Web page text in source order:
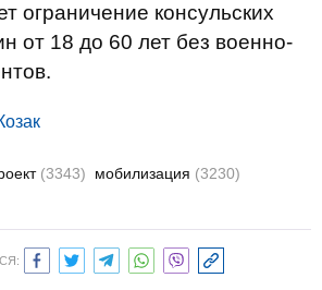
ограничение консульских
от 18 до 60 лет без военно-
(3343) мобилизация (3230)